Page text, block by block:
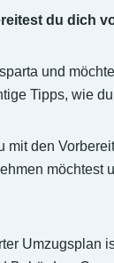
du dich
und
Tipps, wie
mit den
möchtest
Umzugsplan